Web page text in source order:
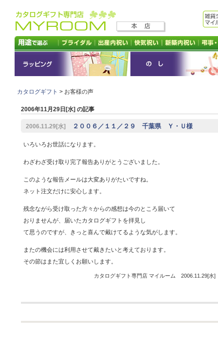
カタログギフト > お客様の声
2006年11月29日[水] の記事
2006.11.29[水] ２００６／１１／２９ 千葉県 Ｙ・Ｕ様
いろいろお世話になります。
わざわざ受け取り完了報告ありがとうございました。
このような報告メールは大変ありがたいですね。
ネット注文だけに安心します。
残念ながら受け取った方々からの感想は今のところ届いて
おりませんが、届いたカタログギフトを拝見し
て思うのですが、きっと喜んで戴けてるような気がします。
またの機会には利用させて戴きたいと考えております。
その節はまた宜しくお願いします。
カタログギフト専門店 マイルーム 2006.11.29[